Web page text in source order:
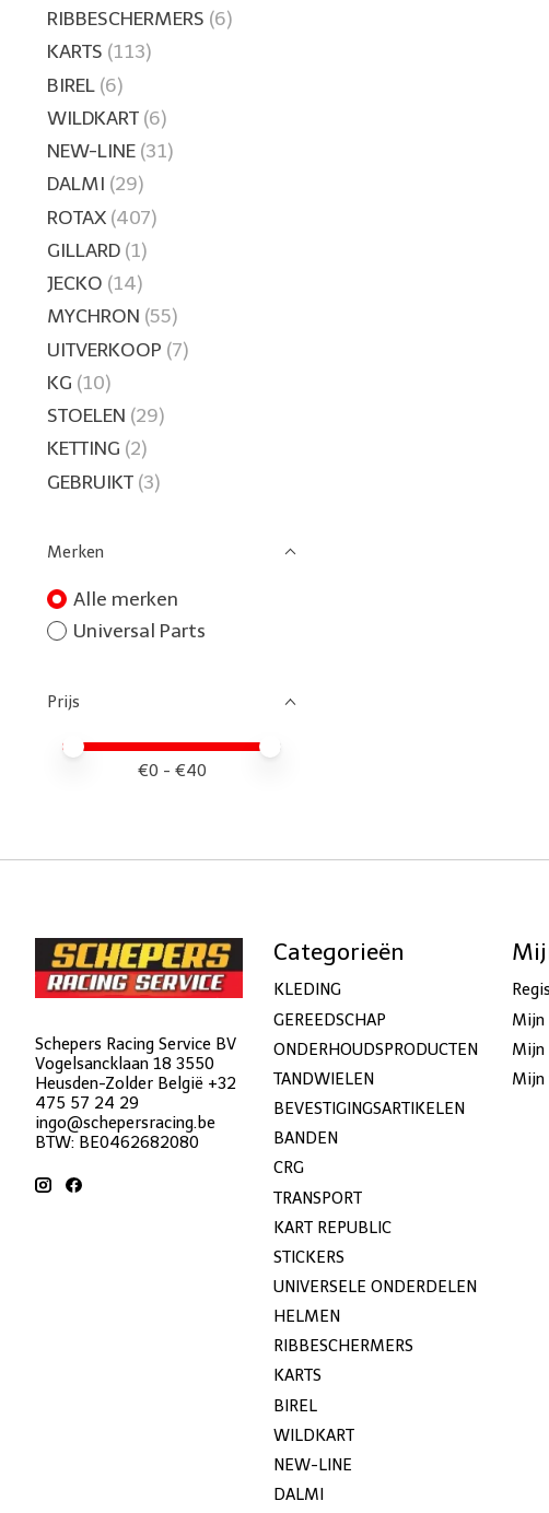
RIBBESCHERMERS (6)
KARTS (113)
BIREL (6)
WILDKART (6)
NEW-LINE (31)
DALMI (29)
ROTAX (407)
GILLARD (1)
JECKO (14)
MYCHRON (55)
UITVERKOOP (7)
KG (10)
STOELEN (29)
KETTING (2)
GEBRUIKT (3)
Merken
Alle merken
Universal Parts
Prijs
Minimale prijswaarde
Price maximum value
€0 - €40
Schepers Racing Service BV
Vogelsancklaan 18 3550
Heusden-Zolder België +32
475 57 24 29
ingo@schepersracing.be
BTW: BE0462682080
Categorieën
KLEDING
GEREEDSCHAP
ONDERHOUDSPRODUCTEN
TANDWIELEN
BEVESTIGINGSARTIKELEN
BANDEN
CRG
TRANSPORT
KART REPUBLIC
STICKERS
UNIVERSELE ONDERDELEN
HELMEN
RIBBESCHERMERS
KARTS
BIREL
WILDKART
NEW-LINE
DALMI
Mijn
Mijn
Mijn